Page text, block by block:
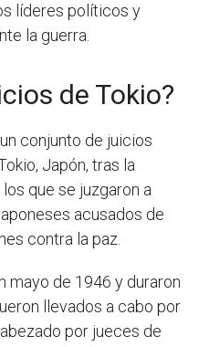
líderes políticos y
la guerra.
de Tokio?
conjunto de juicios
Japón, tras la
que se juzgaron a
acusados de
contra la paz.
mayo de 1946 y duraron
llevados a cabo por
por jueces de